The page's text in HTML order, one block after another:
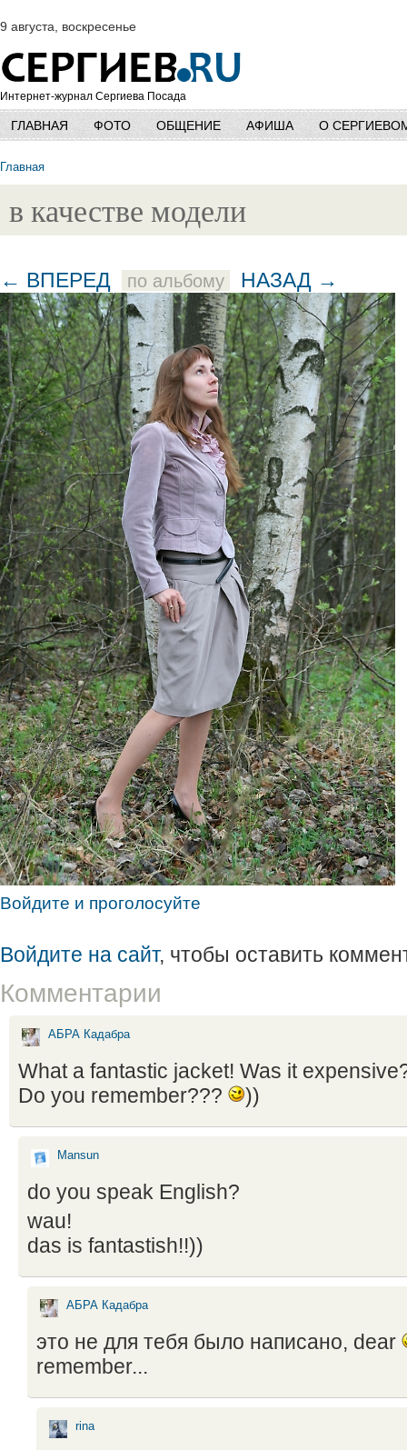
9 августа, воскресенье
Интернет-журнал Сергиева Посада
ГЛАВНАЯ ФОТО ОБЩЕНИЕ АФИША О
Главная
в качестве модели
← ВПЕРЕД по альбому НАЗАД →
Войдите и проголосуйте
Войдите на сайт, чтобы оставить
Комментарии
АБРА Кадабра
What a fantastic jacket! Was it
Do you remember???
))
Mansun
do you speak English?
wau!
das is fantastish!!))
АБРА Кадабра
это не для тебя было написано, dear
remember...
rina